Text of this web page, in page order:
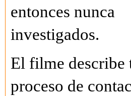
entonces nunca
investigados.
El filme describe
proceso de